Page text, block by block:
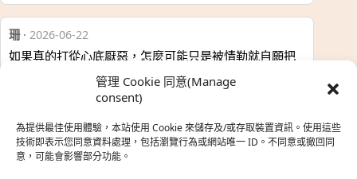
管理 Cookie 同意(Manage
consent)
為提供最佳使用體驗，本站使用 Cookie 來儲存及/或存取裝置資訊。使用這些
技術即表示您同意資料處理，包括瀏覽行為或網站唯一 ID。不同意或撤回同
意，可能會影響部分功能。
珊· 2026-06-22
如果真的打從心底厭惡，怎麼可能只是被情勒就自願把
熱帶魚·2026-06-22
之前看到網路上有人說灰二自私情勒大家陪他圓夢，但